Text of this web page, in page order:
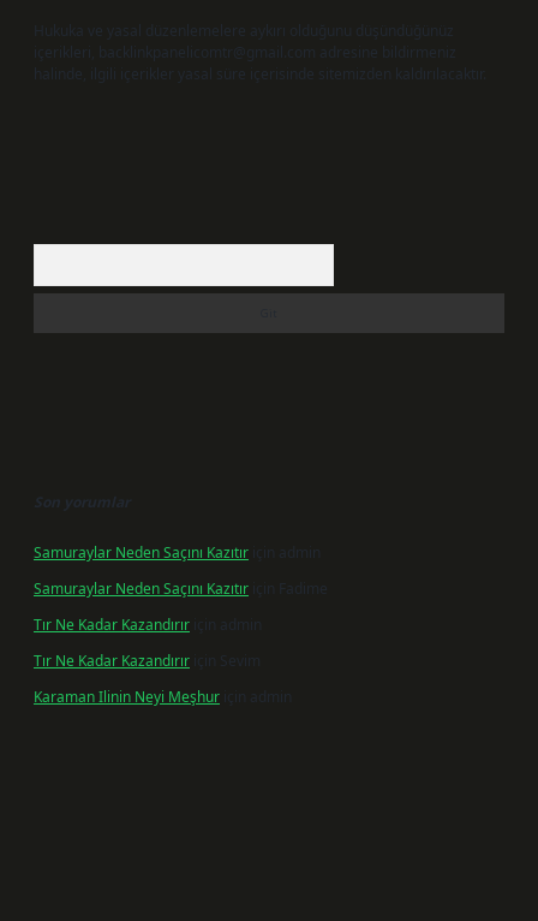
Hukuka ve yasal düzenlemelere aykırı olduğunu düşündüğünüz
içerikleri, backlinkpanelicomtr@gmail.com adresine bildirmeniz
halinde, ilgili içerikler yasal süre içerisinde sitemizden kaldırılacaktır.
Son yorumlar
Samuraylar Neden Saçını Kazıtır için
admin
Samuraylar Neden Saçını Kazıtır için
Fadime
Tır Ne Kadar Kazandırır için
admin
Tır Ne Kadar Kazandırır için Sevim
Karaman Ilinin Neyi Meşhur için admin